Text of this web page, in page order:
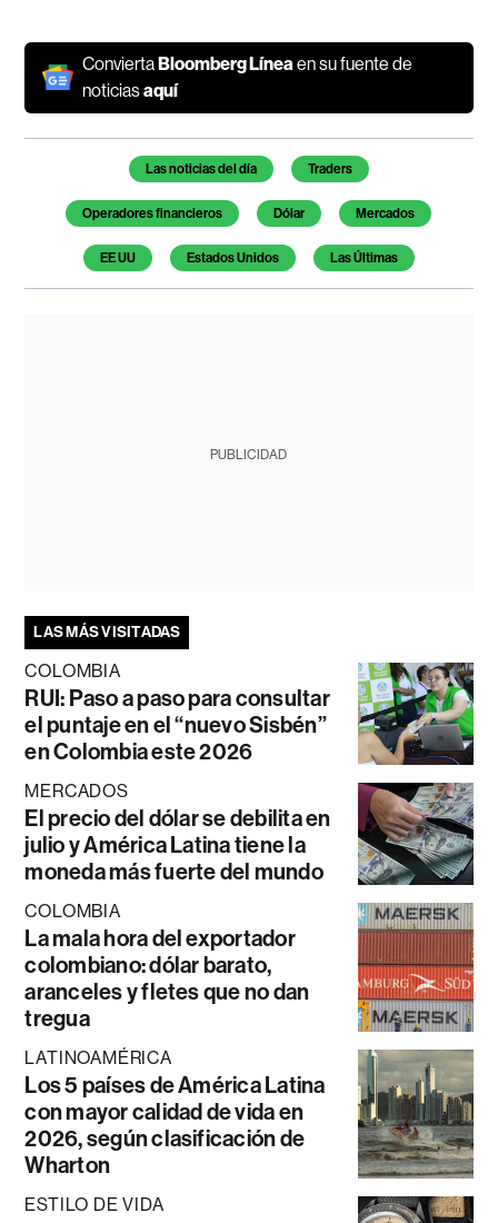
ConviertaBloomberg Línea en su fuente de
noticiasaquí
Temas de este artículo
Las noticias del día Traders
Operadores financieros Dólar Mercados
EE UU Estados Unidos Las Últimas
PUBLICIDAD
LAS MÁS VISITADAS
COLOMBIA
RUI: Paso a paso para consultar
el puntaje en el “nuevo Sisbén”
en Colombia este 2026
MERCADOS
El precio del dólar se debilita en
julio y América Latina tiene la
moneda más fuerte del mundo
COLOMBIA
La mala hora del exportador
colombiano: dólar barato,
aranceles y fletes que no dan
tregua
LATINOAMÉRICA
Los 5 países de América Latina
con mayor calidad de vida en
2026, según clasificación de
Wharton
ESTILO DE VIDA